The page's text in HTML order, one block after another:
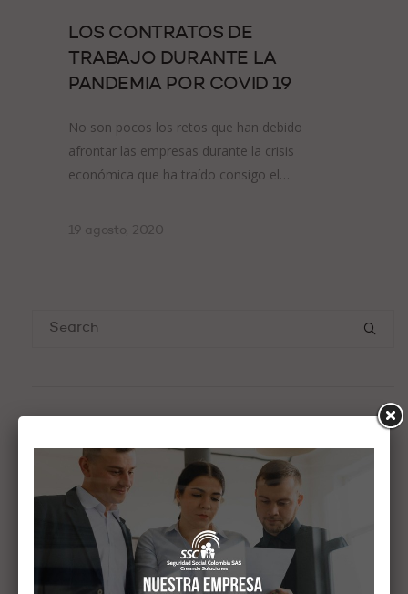
LOS CONTRATOS DE
TRABAJO DURANTE LA
PANDEMIA POR COVID 19
No son pocos los retos que han debido
afrontar las empresas durante la crisis
económica que ha traído consigo el…
19 agosto, 2020
Acción persuasiva de la UGPP por correo: ¿Cómo responder
correctamente en 2026?
Fondos de pensiones y hueco fiscal 2026: El análisis de
Rodrigo Castillo en El País
Pago de seguridad social por días o semanas